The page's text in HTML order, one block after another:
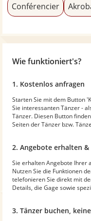
Conférencier
Wie funktioniert's?
1. Kostenlos anfragen
Starten Sie mit dem Button
Sie interessanten Tänzer -
Tänzer. Diesen Button
Seiten der Tänzer bzw.
2. Angebote erhalten
Sie erhalten Angebote Ihrer
Nutzen Sie die Funktionen
telefonieren Sie direkt mit
Details, die Gage sowie
3. Tänzer buchen,